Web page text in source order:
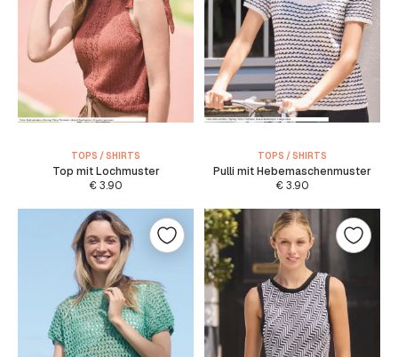
TOPS / SHIRTS
Top mit Lochmuster
€3.90
TOPS / SHIRTS
Pulli mit Hebemaschenmuster
€3.90